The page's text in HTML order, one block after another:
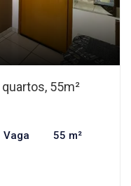
55m²
Vaga 55 m²